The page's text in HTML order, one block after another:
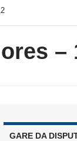
–
GARE DA